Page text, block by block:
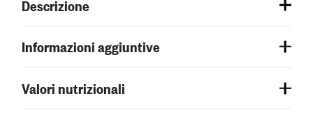
Descrizione
Informazioni aggiuntive
Valori nutrizionali